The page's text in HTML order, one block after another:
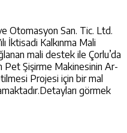
Otomasyon San. Tic. Ltd.
İktisadi Kalkınma Mali
mali destek ile Çorlu’da
Pet Şişirme Makinesinin Ar-
Projesi için bir mal
görmek